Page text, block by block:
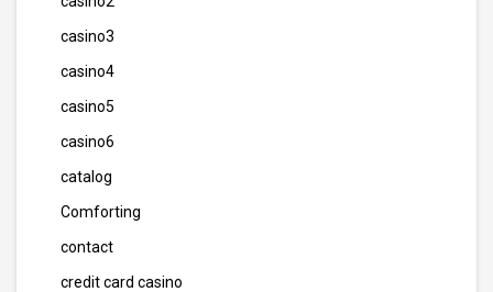
casino3
casino4
casino5
casino6
catalog
Comforting
contact
credit card casino